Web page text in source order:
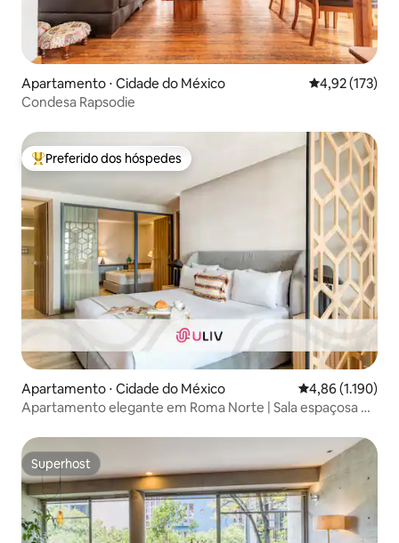
Apartamento ⋅ Cidade do México 4,92 de uma
4,92 (173)
Condesa Rapsodie
Entre os melhores preferidos dos hóspedes
Preferido dos hóspedes
Apartamento ⋅ Cidade do México 4,86 de uma
4,86 (1.190)
Apartamento elegante em Roma Norte | Sala espaçosa +
Superhost
Superhost